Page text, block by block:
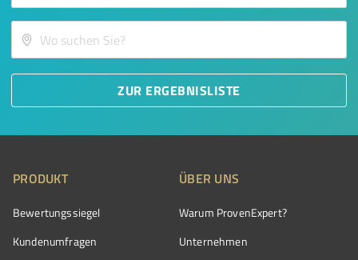
ZUR ERGEBNISLISTE
PRODUKT
Bewertungssiegel
Kundenumfragen
ÜBER UNS
Warum ProvenExpert?
Unternehmen